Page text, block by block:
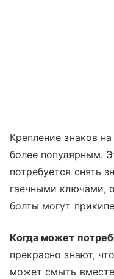
Крепление знаков
более популярным.
потребуется снять
гаечными ключами,
болты могут
Когда может
прекрасно знают,
может смыть